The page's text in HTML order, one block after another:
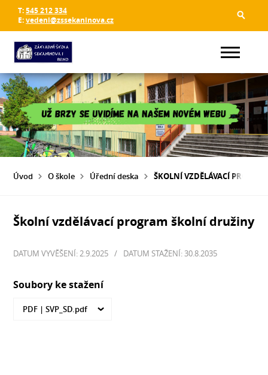
T:545 212 334
E:vedeni@zssekaninova.cz
Úvod O škole Úřední deska ŠKOLNÍ VZDĚLÁVACÍ
Školní vzdělávací program školní družiny
DATUM VYVĚŠENÍ: 2.9.2025 / DATUM STAŽENÍ: 30.8.2035
Soubory ke stažení
PDF |SVP_SD.pdf